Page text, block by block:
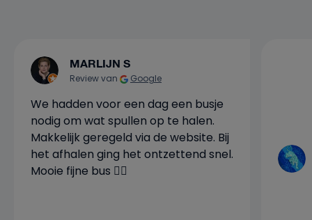
MARLIJN S
Review van Google
We hadden voor een dag een busje
nodig om wat spullen op te halen.
Makkelijk geregeld via de website. Bij
het afhalen ging het ontzettend snel.
Mooie fijne bus 👍🏼